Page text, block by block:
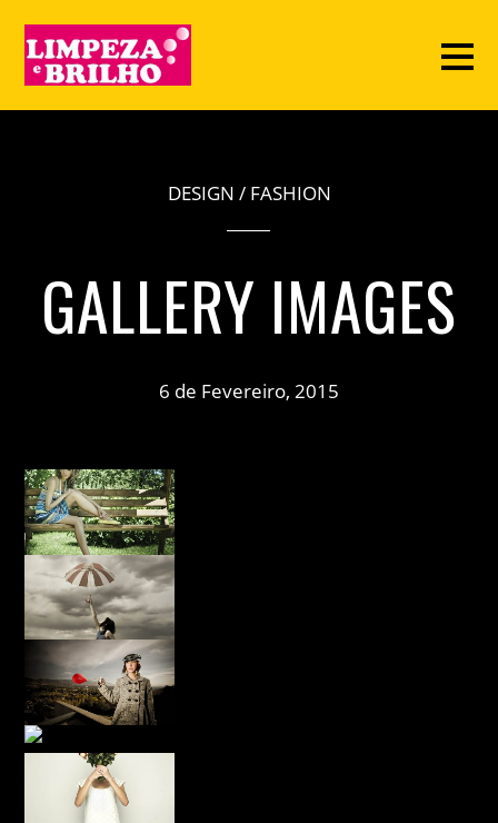
DESIGN / FASHION
GALLERY IMAGES
6 de Fevereiro, 2015